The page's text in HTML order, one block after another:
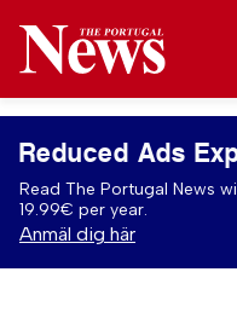
Reduced Ads
Read The Portugal News
19.99€ per year.
Anmäl dig här